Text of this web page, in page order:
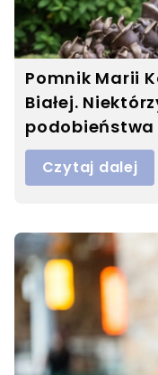
Pomnik Marii
Białej.
podobieństwa
Czytaj dalej